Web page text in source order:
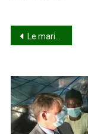
Navigation
l’article
Le mariage forcé, un phénomène qui mine notre société!